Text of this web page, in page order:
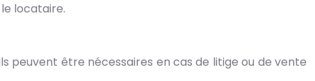
locataire.
peuvent être nécessaires en cas de litige ou de vente